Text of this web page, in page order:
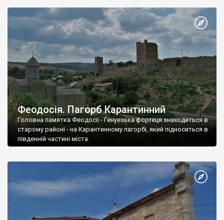
Феодосія. Пагорб Карантинний
Головна памятка Феодосії - Генуезька фортеця знаходиться в
старому районі - на Карантинному пагорбі, який підноситься в
південній частині міста.